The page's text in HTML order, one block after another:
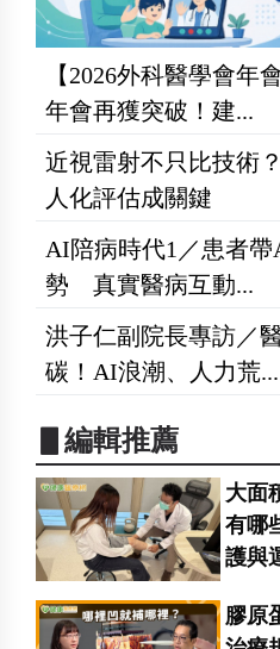
【2026外科醫學會年
年會再獲突破！建...
近視雷射不只比技術
人化評估成關鍵
AI陪病時代1／患者
勢 真實醫病互動...
洪子仁副院長專訪／
碳！AI浪潮、人力荒...
▋編輯推薦
大面
有哪
護與
膠原